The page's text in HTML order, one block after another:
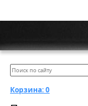
Корзина:0